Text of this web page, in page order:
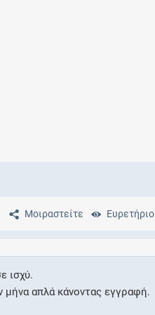
Μοιραστείτε Ευρετήριο
ισχύ.
μήνα απλά κάνοντας εγγραφή.